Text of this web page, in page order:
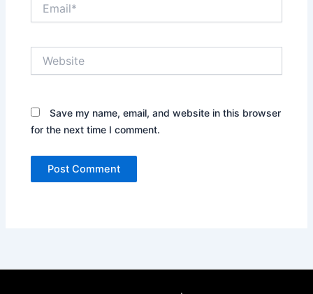
Save my name, email, and website in this browser
for the next time I comment.